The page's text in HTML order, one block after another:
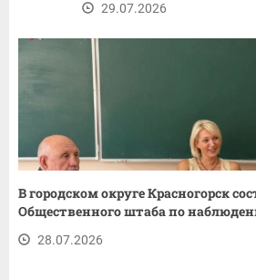
29.07.2026
В городском округе Красногорск
Общественного штаба по
28.07.2026